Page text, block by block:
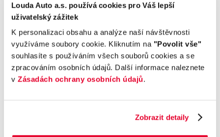
Louda Auto a.s. používá cookies pro Váš lepší
uživatelský zážitek
K personalizaci obsahu a analýze naší návštěvnosti
využíváme soubory cookie. Kliknutím na "Povolit vše"
souhlasíte s používáním všech souborů cookies a se
zpracováním osobních údajů. Další informace naleznete
v Zásadách ochrany osobních údajů.
Zobrazit detaily
Údaje obsažené v této kartě vozu mají
informativní charakter. Tato indikativní nabídka
není nabídkou ve smyslu § 1731 nebo § 1732
příslib dle § 1733 občanského zákoníku. Z této
indikativní nabídky nevzniká nárok na uzavření